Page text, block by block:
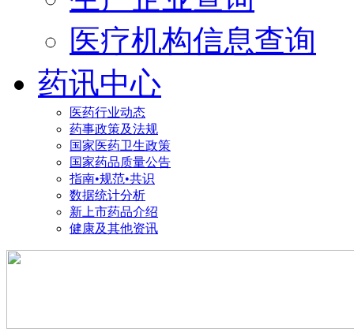
医疗机构信息查询
药讯中心
医药行业动态
药事政策及法规
国家医药卫生政策
国家药品质量公告
指南•规范•共识
数据统计分析
新上市药品介绍
健康及其他资讯